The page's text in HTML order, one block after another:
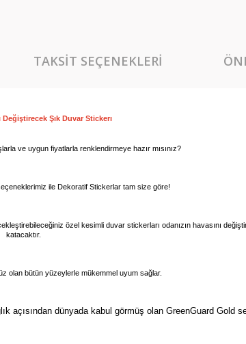
TAKSIT SEÇENEKLERI
Değiştirecek Şık Duvar Stickerı
ve uygun fiyatlarla renklendirmeye hazır mısınız?
ile Dekoratif Stickerlar tam size göre!
özel kesimli duvar stickerları odanızın havasını
katacaktır.
olan bütün yüzeylerle mükemmel uyum sağlar.
açısından dünyada kabul görmüş olan GreenGuard Gold